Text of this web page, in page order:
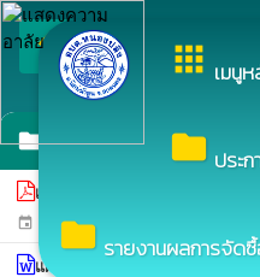
apps เมนู
folder ประ
folder รายงานผลการจัด
arrow_back_ios กลับเมนูหลัก
folderนโยบายการบริหารทรั
แผนการบริหารและพัฒนาทรัพย
event 9 เมษายน 2567
แผนพัฒนาบุคลากร องค์การบริห